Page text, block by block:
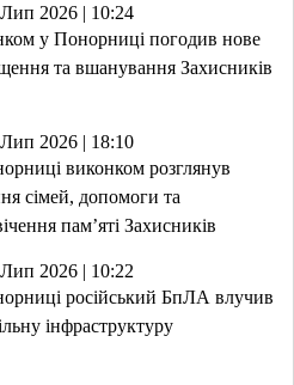
2026 | 10:24
у Понорниці погодив нове
та вшанування Захисників
2026 | 18:10
виконком розглянув
сімей, допомоги та
пам’яті Захисників
2026 | 10:22
російський БпЛА влучив
інфраструктуру